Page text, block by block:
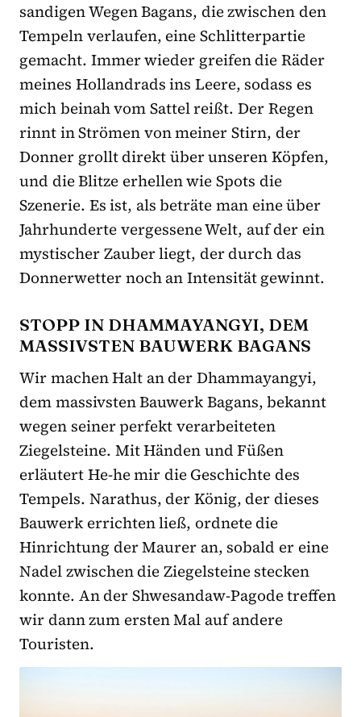
sandigen Wegen Bagans, die zwischen den
Tempeln verlaufen, eine Schlitterpartie
gemacht. Immer wieder greifen die Räder
meines Hollandrads ins Leere, sodass es
mich beinah vom Sattel reißt. Der Regen
rinnt in Strömen von meiner Stirn, der
Donner grollt direkt über unseren Köpfen,
und die Blitze erhellen wie Spots die
Szenerie. Es ist, als beträte man eine über
Jahrhunderte vergessene Welt, auf der ein
mystischer Zauber liegt, der durch das
Donnerwetter noch an Intensität gewinnt.
STOPP IN DHAMMAYANGYI, DEM
MASSIVS­TEN BAUWERK BAGANS
Wir machen Halt an der Dhammayangyi,
dem massivs­ten Bauwerk Bagans, bekannt
wegen seiner perfekt verarbeiteten
Ziegelsteine. Mit Händen und Füßen
erläutert He-he mir die Geschichte des
Tempels. Narathus, der König, der dieses
Bauwerk errichten ließ, ordnete die
Hinrichtung der Maurer an, sobald er eine
Nadel zwischen die Ziegelsteine stecken
konnte. An der Shwesandaw-Pagode treffen
wir dann zum ersten Mal auf andere
Touristen.